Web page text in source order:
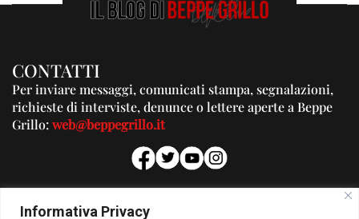
Informativa Privacy
CONTATTI
Per inviare messaggi, comunicati stampa, segnalazioni,
richieste di interviste, denunce o lettere aperte a Beppe
Grillo:web@beppegrillo.it
PUBBLICITA'